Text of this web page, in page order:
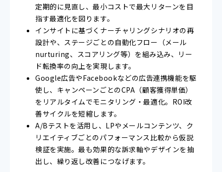
定期的に見直し、最小コストで最大リターンを目
指す最適化を図ります。
インサイトに基づくナーチャリングシナリオの再
設計や、ステージごとの自動化フロー（メール
nurturing、スコアリング等）を組み込み、リー
ド転換率の向上を実現します。
Google広告やFacebookなどの広告連携機能を駆
使し、キャンペーンごとのCPA（顧客獲得単価）
をリアルタイムでモニタリング・最適化。ROI改
善サイクルを短縮します。
A/Bテストを活用し、LPやメールコンテンツ、ク
リエイティブごとのパフォーマンス比較から仮説
検証を実施。最も効果的な訴求軸やデザインを抽
出し、繰り返し改善につなげます。